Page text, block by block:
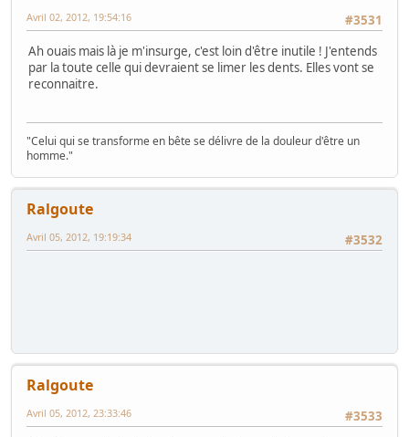
#3531
Avril 02, 2012, 19:54:16
Ah ouais mais là je m'insurge, c'est loin d'être inutile ! J'entends
par la toute celle qui devraient se limer les dents. Elles vont se
reconnaitre.
"Celui qui se transforme en bête se délivre de la douleur d'être un
homme."
Ralgoute
#3532
Avril 05, 2012, 19:19:34
Ralgoute
#3533
Avril 05, 2012, 23:33:46